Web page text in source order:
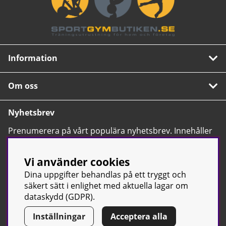
Information
Om oss
Nyhetsbrev
Prenumerera på vårt populära nyhetsbrev. Innehåller
tips, nyheter och våra allra bästa erbjudanden.
© Sport & Gym Butiken JTC AB | Kontakta oss| All rights reserved
Vi använder cookies
Dina uppgifter behandlas på ett tryggt och
säkert sätt i enlighet med aktuella lagar om
dataskydd (GDPR).
Inställningar
Acceptera alla